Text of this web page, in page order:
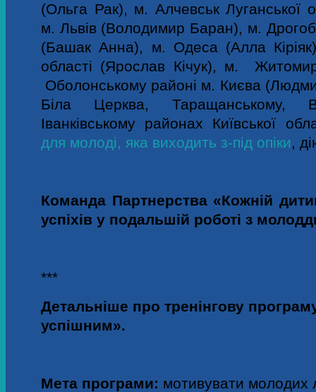
(Ольга Рак), м. Алчевськ Луганської
м. Львів (Володимир Баран), м.
(Башак Анна), м. Одеса (Алла
області (Ярослав Кічук), м.
Оболонському районі м. Києва
Біла Церква, Таращанському,
Іванківському районах Київської
для молоді, яка виходить з-під опіки,
Команда Партнерства «Кожній
успіхів у подальшій роботі з
***
Детальніше про тренінгову
успішним».
Мета програми: мотивувати молодих